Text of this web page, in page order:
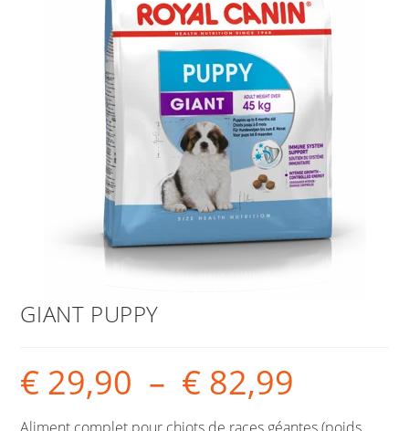
GIANT PUPPY
€ 29,90 – € 82,99